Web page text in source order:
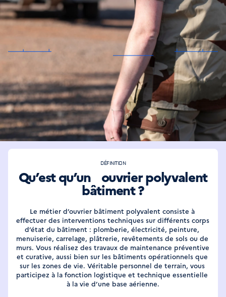
Il répare, entretient et aménage les
infrastructures pour que chaque base
reste pleinement opérationnelle.
Qu’est qu’un ouvrier polyvalent
bâtiment ?
DÉFINITION
Le métier d’ouvrier bâtiment polyvalent consiste à
effectuer des interventions techniques sur différents corps
d’état du bâtiment : plomberie, électricité, peinture,
menuiserie, carrelage, plâtrerie, revêtements de sols ou de
murs. Vous réalisez des travaux de maintenance préventive
et curative, aussi bien sur les bâtiments opérationnels que
sur les zones de vie. Véritable personnel de terrain, vous
participez à la fonction logistique et technique essentielle
à la vie d’une base aérienne.